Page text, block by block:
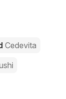
Cedevita